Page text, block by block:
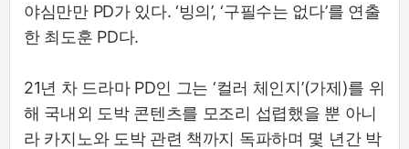
야심만만 PD가 있다. ‘빙의’, ‘구필수는 없다’를 연출
한 최도훈 PD다.
21년 차 드라마 PD인 그는 ‘컬러 체인지’(가제)를 위
해 국내외 도박 콘텐츠를 모조리 섭렵했을 뿐 아니
라 카지노와 도박 관련 책까지 독파하며 몇 년간 박